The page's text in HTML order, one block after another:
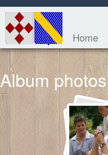
Home
Album photos